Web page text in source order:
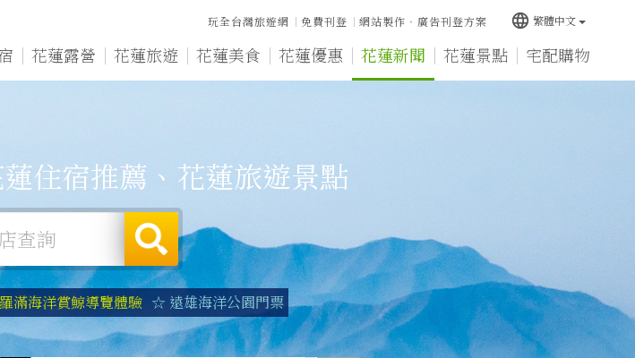
花蓮露營 花蓮旅遊 花蓮美食 花蓮優惠 花蓮新聞 花蓮景點 宅配購物
玩全台灣旅遊網 免費刊登 網站製作‧廣告刊登方案 language 繁體中文
住宿推薦、花蓮旅遊景點
滿海洋賞鯨導覽體驗 ☆ 遠雄海洋公園門票